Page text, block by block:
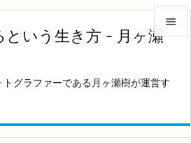
という生き方 - 月ヶ瀬
グラファーである月ヶ瀬樹が運営す



前へ